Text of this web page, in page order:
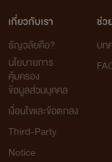
เกี่ยวกับเรา
ธัญวลัยคือ?
นโยบายการ
คุ้มครอง
ข้อมูลส่วนบุคคล
เงื่อนไขและข้อตกลง
Third-Party
Notice
ช่ว
บท